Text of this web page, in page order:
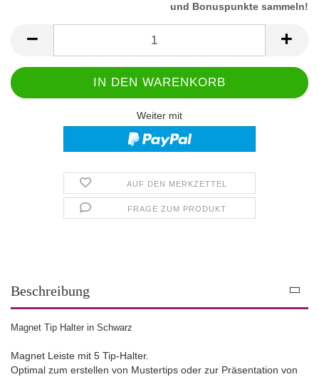
und Bonuspunkte sammeln!
Weiter mit
AUF DEN MERKZETTEL
FRAGE ZUM PRODUKT
Beschreibung
Magnet Tip Halter in Schwarz
Magnet Leiste mit 5 Tip-Halter.
Optimal zum erstellen von Mustertips oder zur Präsentation von